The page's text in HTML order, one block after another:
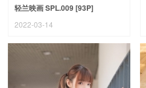
轻兰映画 SPL.009 [93P]
2022-03-14